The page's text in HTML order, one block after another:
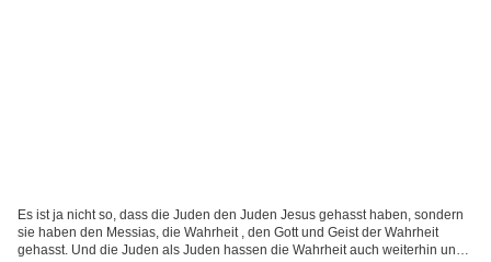
Es ist ja nicht so, dass die Juden den Juden Jesus gehasst haben, sondern
sie haben den Messias, die Wahrheit , den Gott und Geist der Wahrheit
gehasst. Und die Juden als Juden hassen die Wahrheit auch weiterhin und